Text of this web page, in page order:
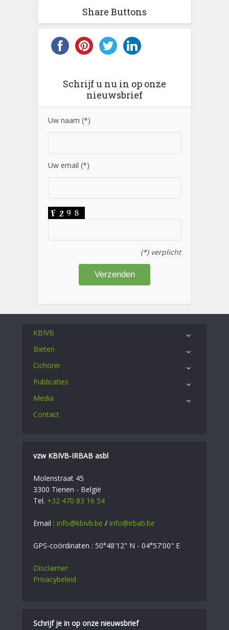
Share Buttons
Schrijf u nu in op onze
nieuwsbrief
Uw naam (*)
Uw email (*)
(*) verplicht
KBIVB
Bieten
Cichorei
Publicaties
Media
Contact
vzw KBIVB-IRBAB asbl
Molenstraat 45
3300 Tienen - België
Tel. +32 470 83 16 54
Email : info@kbivb.be / info@irbab.be
GPS-coördinaten : 50°48'12" N - 04°57'00" E
Disclaimer
Privacybeleid
Schrijf je in op onze nieuwsbrief